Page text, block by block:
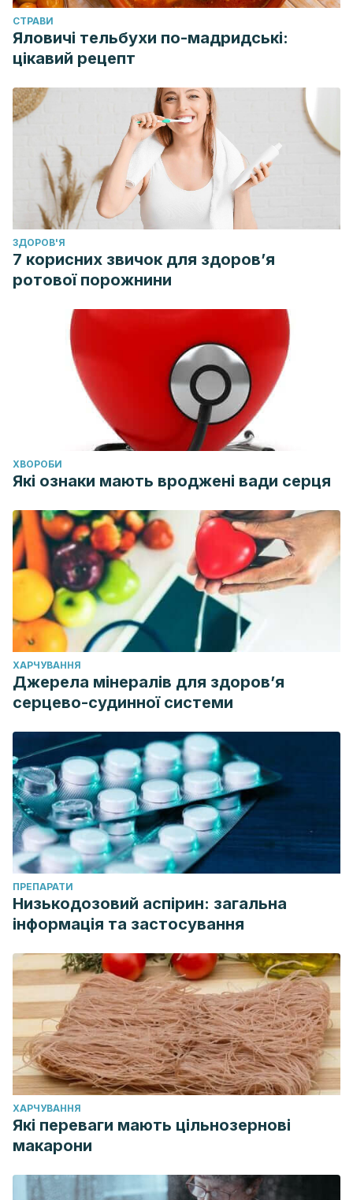
dieta_445. Accessed 11/11, 2018.
CТРАВИ
Яловичі тельбухи по-мадридські:
цікавий рецепт
ЗДОРОВ'Я
7 корисних звичок для здоров’я
ротової порожнини
ХВОРОБИ
Які ознаки мають вроджені вади серця
ХАРЧУВАННЯ
Джерела мінералів для здоров’я
серцево-судинної системи
ПРЕПАРАТИ
Низькодозовий аспірин: загальна
інформація та застосування
ХАРЧУВАННЯ
Які переваги мають цільнозернові
макарони